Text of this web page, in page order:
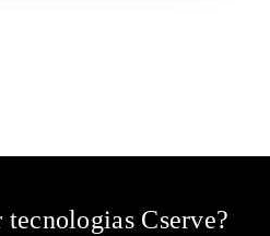
tecnologias Cserve?